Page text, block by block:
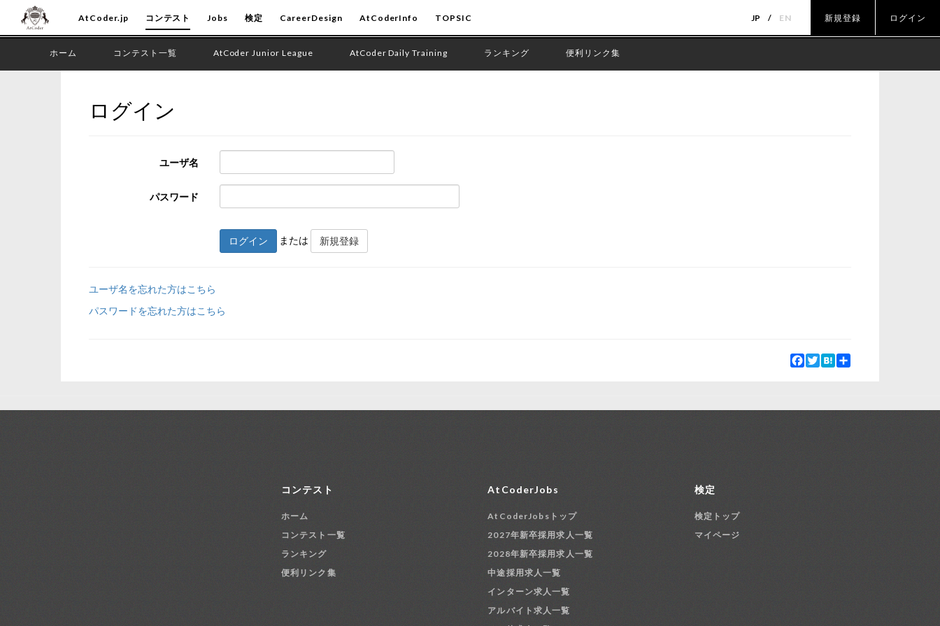
AtCoder.jp コンテスト Jobs 検定 CareerDesign AtCoderInfo TOPSIC JP EN 新規登録 ログイン
ホーム コンテスト一覧 AtCoder Junior League AtCoder Daily Training ランキング 便利リンク集
ログイン
ユーザ名
パスワード
ログイン または 新規登録
ユーザ名を忘れた方はこちら
パスワードを忘れた方はこちら
Facebook
Twitter
Hatena
コンテスト
ホーム
コンテスト一覧
ランキング
便利リンク集
AtCoderJobs
AtCoderJobsトップ
2027年新卒採用求人一覧
2028年新卒採用求人一覧
中途採用求人一覧
インターン求人一覧
アルバイト求人一覧
検定
検定トップ
マイページ